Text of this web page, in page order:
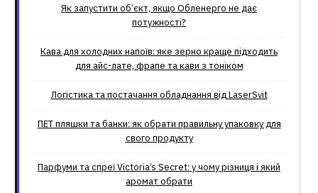
Як запустити об’єкт, якщо Обленерго не дає
потужності?
Кава для холодних напоїв: яке зерно краще підходить
для айс-лате, фрапе та кави з тоніком
Логістика та постачання обладнання від LaserSvit
ПЕТ пляшки та банки: як обрати правильну упаковку для
свого продукту
Парфуми та спреї Victoria’s Secret: у чому різниця і який
аромат обрати